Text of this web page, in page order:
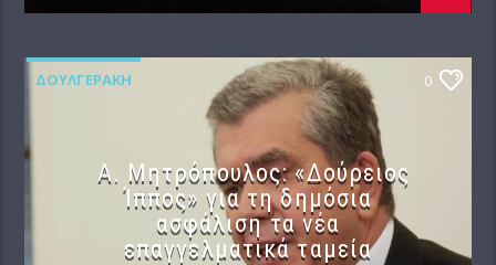
ΔΟΥΛΓΕΡΆΚΗ 0
Α. Μητρόπουλος: «Δούρειος
Ίππος» για τη δημόσια
ασφάλιση τα νέα
επαγγελματικά ταμεία